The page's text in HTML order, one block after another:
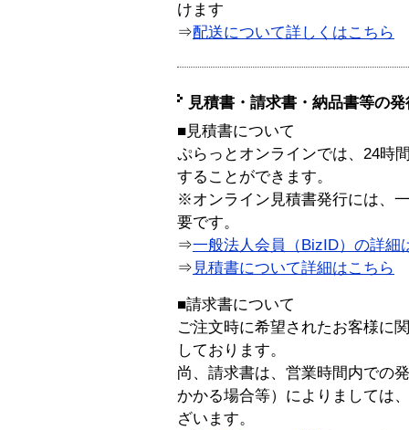
けます
⇒配送について詳しくはこちら
見積書・請求書・納品書等の
■見積書について
ぷらっとオンラインでは、24時
することができます。
※オンライン見積書発行には、
要です。
⇒一般法人会員（BizID）の詳細
⇒ 見積書について詳細はこちら
■請求書について
ご注文時に希望されたお客様に
しております。
尚、請求書は、営業時間内での
かかる場合等）によりましては
ざいます。